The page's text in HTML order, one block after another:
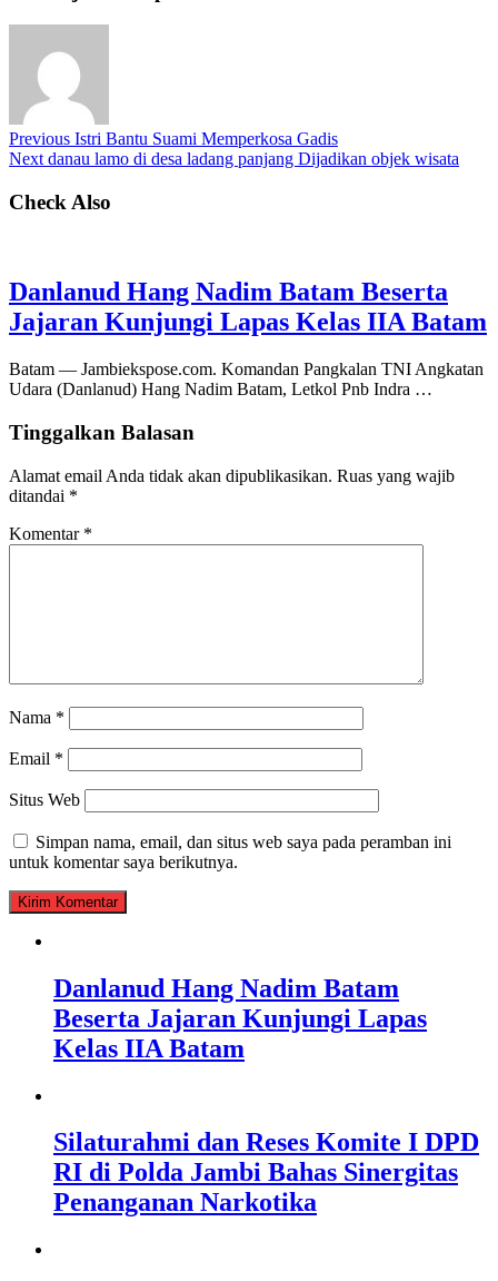
Previous Istri Bantu Suami Memperkosa Gadis
Next danau lamo di desa ladang panjang Dijadikan objek wisata
Check Also
Danlanud Hang Nadim Batam Beserta
Jajaran Kunjungi Lapas Kelas IIA Batam
Batam — Jambiekspose.com. Komandan Pangkalan TNI Angkatan
Udara (Danlanud) Hang Nadim Batam, Letkol Pnb Indra …
Tinggalkan Balasan
Alamat email Anda tidak akan dipublikasikan. Ruas yang wajib
ditandai *
Komentar *
Nama *
Email *
Situs Web
Simpan nama, email, dan situs web saya pada peramban ini
untuk komentar saya berikutnya.
Danlanud Hang Nadim Batam
Beserta Jajaran Kunjungi Lapas
Kelas IIA Batam
Silaturahmi dan Reses Komite I DPD
RI di Polda Jambi Bahas Sinergitas
Penanganan Narkotika